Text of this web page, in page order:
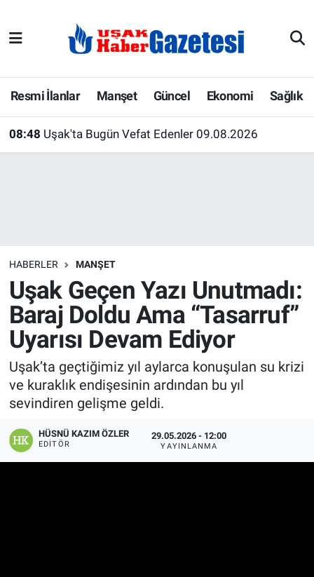
Resmi İlanlar Manşet Güncel Ekonomi Sağlık
08:48 Uşak'ta Bugün Vefat Edenler 09.08.2026
HABERLER MANŞET
Uşak Geçen Yazı Unutmadı:
Baraj Doldu Ama “Tasarruf”
Uyarısı Devam Ediyor
Uşak’ta geçtiğimiz yıl aylarca konuşulan su krizi
ve kuraklık endişesinin ardından bu yıl
sevindiren gelişme geldi.
HÜSNÜ KAZIM ÖZLER
EDITÖR
29.05.2026 - 12:00
YAYINLANMA
E-Gazete
Ekonomi
Köşe Yazarları
Kültür Sanat
Manşet
Resmi İlanlar
Sağlık
Son Dakika
Uşak Hava Durumu
Uşak Trafik Yoğunluk Haritası